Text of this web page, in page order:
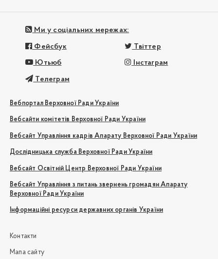
Ми у соціальних мережах:
Фейсбук Твіттер
Ютьюб Інстаграм
Телеграм
Вебпортал Верховної Ради України
Вебсайти комітетів Верховної Ради України
Вебсайт Управління кадрів Апарату Верховної Ради України
Дослідницька служба Верховної Ради України
Вебсайт Освітній Центр Верховної Ради України
Вебсайт Управління з питань звернень громадян Апарату
Верховної Ради України
Інформаційні ресурси державних органів України
Контакти
Мапа сайту